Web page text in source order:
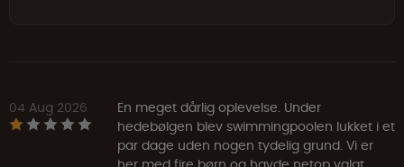
04 Aug 2026
En meget dårlig oplevelse. Under
hedebølgen blev swimmingpoolen lukket i et
par dage uden nogen tydelig grund. Vi er